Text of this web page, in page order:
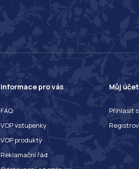
Informace pro vás
FAQ
VOP vstupenky
VOP produkty
Reklamační řád
Můj účet
Přihlásit